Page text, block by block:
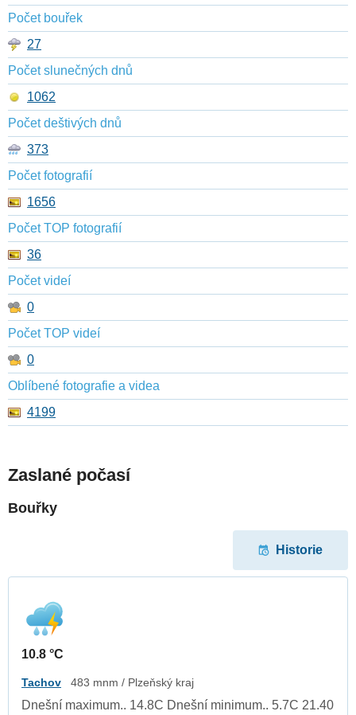
Počet bouřek
27
Počet slunečných dnů
1062
Počet deštivých dnů
373
Počet fotografií
1656
Počet TOP fotografií
36
Počet videí
0
Počet TOP videí
0
Oblíbené fotografie a videa
4199
Zaslané počasí
Bouřky
Historie
10.8 °C
Tachov 483 mnm / Plzeňský kraj
Dnešní maximum.. 14.8C Dnešní minimum.. 5.7C 21.40